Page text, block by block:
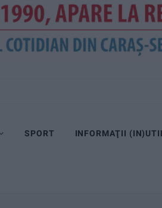
SPORT INFORMAŢII